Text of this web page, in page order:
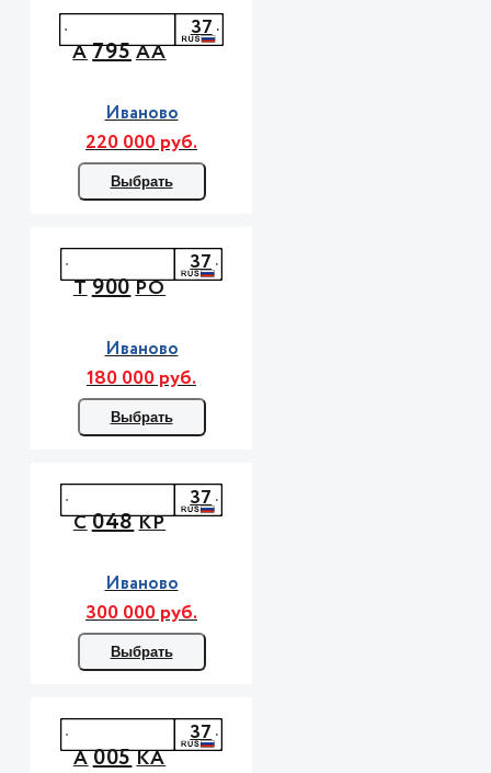
А795АА
37
Иваново
220 000 руб.
Выбрать
Т900РО
37
Иваново
180 000 руб.
Выбрать
С048КР
37
Иваново
300 000 руб.
Выбрать
А005КА
37